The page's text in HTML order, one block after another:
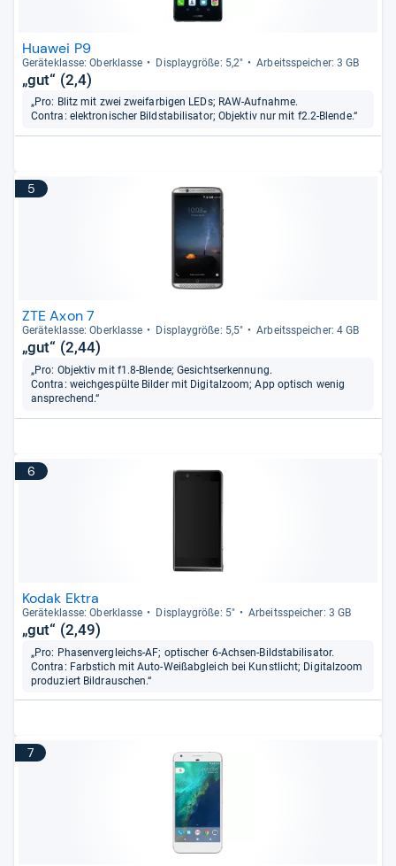
Huawei P9
Gerä­te­klasse: Ober­klasse Dis­play­größe: 5,2" Arbeitsspei­cher: 3 GB
„gut“ (2,4)
„Pro: Blitz mit zwei zweifarbigen LEDs; RAW-Aufnahme.
Contra: elektronischer Bildstabilisator; Objektiv nur mit f2.2-Blende.“
5
ZTE Axon 7
Gerä­te­klasse: Ober­klasse Dis­play­größe: 5,5" Arbeitsspei­cher: 4 GB
„gut“ (2,44)
„Pro: Objektiv mit f1.8-Blende; Gesichtserkennung.
Contra: weichgespülte Bilder mit Digitalzoom; App optisch wenig
ansprechend.“
6
Kodak Ektra
Gerä­te­klasse: Ober­klasse Dis­play­größe: 5" Arbeitsspei­cher: 3 GB
„gut“ (2,49)
„Pro: Phasenvergleichs-AF; optischer 6-Achsen-Bildstabilisator.
Contra: Farbstich mit Auto-Weißabgleich bei Kunstlicht; Digitalzoom
produziert Bildrauschen.“
7